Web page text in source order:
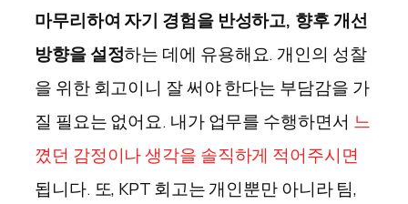
마무리하여 자기 경험을 반성하고, 향후 개선
방향을 설정하는 데에 유용해요. 개인의 성찰
을 위한 회고이니 잘 써야 한다는 부담감을 가
질 필요는 없어요. 내가 업무를 수행하면서 느
꼈던 감정이나 생각을 솔직하게 적어주시면
됩니다. 또, KPT 회고는 개인뿐만 아니라 팀,